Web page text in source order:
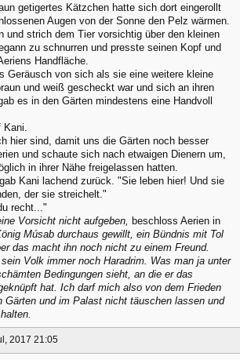
getigertes Kätzchen hatte sich dort eingerollt
Augen von der Sonne den Pelz wärmen.
und strich dem Tier vorsichtig über den kleinen
zu schnurren und presste seinen Kopf und
Handfläche.
Geräusch von sich als sie eine weitere kleine
und weiß gescheckt war und sich an ihren
es in den Gärten mindestens eine Handvoll
hier sind, damit uns die Gärten noch besser
und schaute sich nach etwaigen Dienern um,
in ihrer Nähe freigelassen hatten.
Kani lachend zurück. "Sie leben hier! Und sie
der sie streichelt."
recht..."
Vorsicht nicht aufgeben, beschloss Aerien in
Músab durchaus gewillt, ein Bündnis mit Tol
das macht ihn noch nicht zu einem Freund.
Volk immer noch Haradrim. Was man ja unter
Bedingungen sieht, an die er das
hat. Ich darf mich also von dem Frieden
Gärten und im Palast nicht täuschen lassen und
2017 21:05